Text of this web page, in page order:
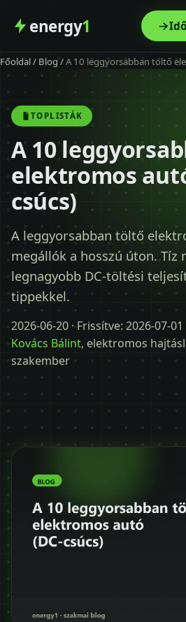
energy1
Főoldal
Szolgáltatás
Árak
Modellek
Kapcsolat
Blog
+36 30 680
Főoldal/ Blog/A 10 leggyorsabban töltő
TOPLISTÁK
A 10
elektromos
csúcs)
A leggyorsabban töltő
megállók a hosszú úton. Tíz
legnagyobb DC-töltési
tippekkel.
2026-06-20 · Frissítve:2026-07-01
Kovács Bálint, elektromos
szakember